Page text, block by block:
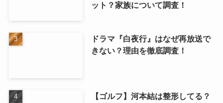
ット？家族について調査！
ドラマ『白夜行』はなぜ再放送で
きない？理由を徹底調査！
【ゴルフ】河本結は整形してる？